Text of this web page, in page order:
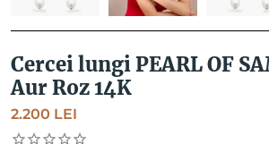
Cercei lungi PEARL OF
Aur Roz 14K
2.200 LEI